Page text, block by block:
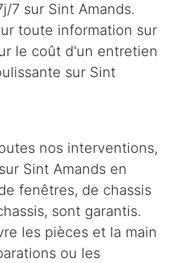
7 sur Sint Amands.
toute information sur
le coût d'un entretien
sur Sint
nos interventions,
Sint Amands en
fenêtres, de chassis
sont garantis.
les pièces et la main
ou les